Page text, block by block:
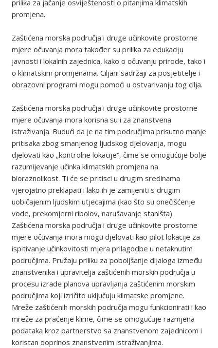
prilika za jačanje osviještenosti o pitanjima klimatskih
promjena.
Zaštićena morska područja i druge učinkovite prostorne
mjere očuvanja mora također su prilika za edukaciju
javnosti i lokalnih zajednica, kako o očuvanju prirode, tako i
o klimatskim promjenama. Ciljani sadržaji za posjetitelje i
obrazovni programi mogu pomoći u ostvarivanju tog cilja.
Zaštićena morska područja i druge učinkovite prostorne
mjere očuvanja mora korisna su i za znanstvena
istraživanja. Budući da je na tim područjima prisutno manje
pritisaka zbog smanjenog ljudskog djelovanja, mogu
djelovati kao „kontrolne lokacije“, čime se omogućuje bolje
razumijevanje učinka klimatskih promjena na
bioraznolikost. Ti će se pritisci u drugim sredinama
vjerojatno preklapati i lako ih je zamijeniti s drugim
uobičajenim ljudskim utjecajima (kao što su onečišćenje
vode, prekomjerni ribolov, narušavanje staništa).
Zaštićena morska područja i druge učinkovite prostorne
mjere očuvanja mora mogu djelovati kao pilot lokacije za
ispitivanje učinkovitosti mjera prilagodbe u netaknutim
područjima. Pružaju priliku za poboljšanje dijaloga između
znanstvenika i upravitelja zaštićenih morskih područja u
procesu izrade planova upravljanja zaštićenim morskim
područjima koji izričito uključuju klimatske promjene.
Mreže zaštićenih morskih područja mogu funkcionirati i kao
mreže za praćenje klime, čime se omogućuje razmjena
podataka kroz partnerstvo sa znanstvenom zajednicom i
koristan doprinos znanstvenim istraživanjima.